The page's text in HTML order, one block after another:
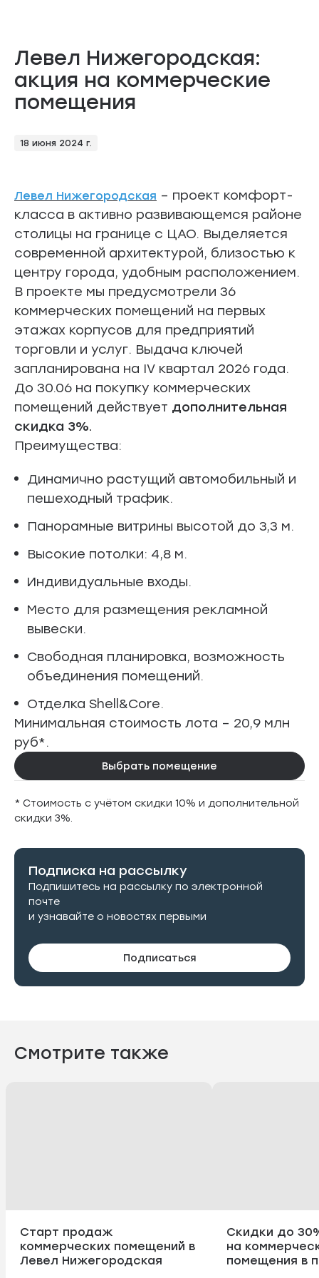
Левел Нижегородская:
акция на коммерческие
помещения
18 июня 2024 г.
Левел Нижегородская – проект комфорт-
класса в активно развивающемся районе
столицы на границе с ЦАО. Выделяется
современной архитектурой, близостью к
центру города, удобным расположением.
В проекте мы предусмотрели 36
коммерческих помещений на первых
этажах корпусов для предприятий
торговли и услуг. Выдача ключей
запланирована на IV квартал 2026 года.
До 30.06 на покупку коммерческих
помещений действует дополнительная
скидка 3%.
Преимущества:
Динамично растущий автомобильный и
пешеходный трафик.
Панорамные витрины высотой до 3,3 м.
Высокие потолки: 4,8 м.
Индивидуальные входы.
Место для размещения рекламной
вывески.
Свободная планировка, возможность
объединения помещений.
Отделка Shell&Core.
Минимальная стоимость лота – 20,9 млн
руб*.
Выбрать помещение
* Стоимость с учётом скидки 10% и дополнительной
скидки 3%.
Подписка на рассылку
Подпишитесь на рассылку по электронной
почте
и узнавайте о новостях первыми
Подписаться
Смотрите также
Старт продаж
коммерческих помещений в
Левел Нижегородская
Скидки до
на
помещения в